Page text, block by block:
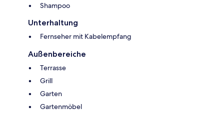
Shampoo
Unterhaltung
Fernseher mit Kabelempfang
Außenbereiche
Terrasse
Grill
Garten
Gartenmöbel